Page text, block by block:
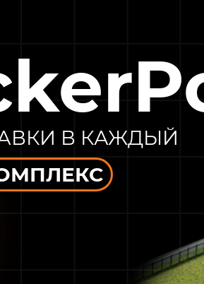
В КАЖДЫЙ